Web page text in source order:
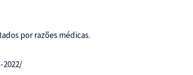
por razões médicas.